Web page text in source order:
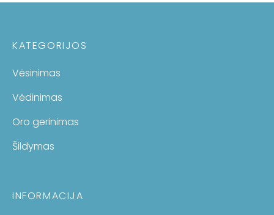
KATEGORIJOS
Vėsinimas
Vėdinimas
Oro gerinimas
Šildymas
INFORMACIJA